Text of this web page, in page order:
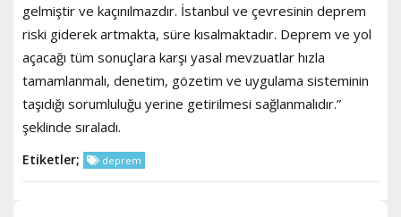
gelmiştir ve kaçınılmazdır. İstanbul ve çevresinin deprem
riski giderek artmakta, süre kısalmaktadır. Deprem ve yol
açacağı tüm sonuçlara karşı yasal mevzuatlar hızla
tamamlanmalı, denetim, gözetim ve uygulama sisteminin
taşıdığı sorumluluğu yerine getirilmesi sağlanmalıdır.”
şeklinde sıraladı.
Etiketler; deprem